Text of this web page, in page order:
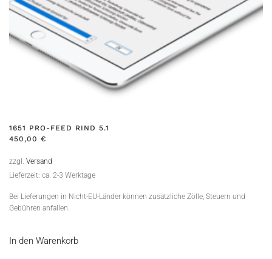
1651 PRO-FEED RIND 5.1
450,00 €
zzgl. Versand
Lieferzeit: ca. 2-3 Werktage
Bei Lieferungen in Nicht-EU-Länder können zusätzliche Zölle, Steuern und
Gebühren anfallen.
In den Warenkorb